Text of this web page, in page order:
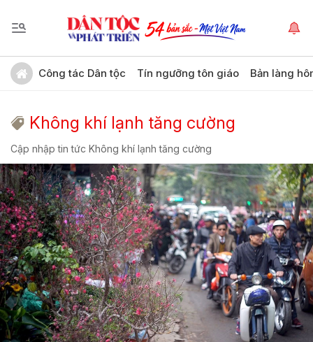
Công tác Dân tộc Tín ngưỡng tôn giáo Bản làng
Không khí lạnh tăng cường
Cập nhập tin tức Không khí lạnh tăng cường